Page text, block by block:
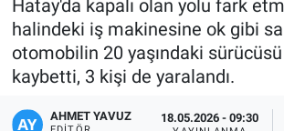
Hatay'da kapalı olan yolu fark
halindeki iş makinesine ok gibi
otomobilin 20 yaşındaki sürücüsü
kaybetti, 3 kişi de yaralandı.
AHMET YAVUZ 18.05.2026 - 09:30